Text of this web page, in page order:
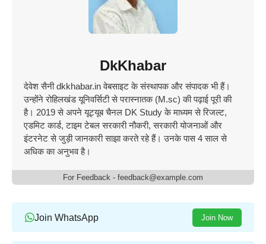
DkKhabar
देवेश सैनी dkkhabar.in वेबसाइट के संस्थापक और संपादक भी हैं।
उन्होंने रोहिलखंड यूनिवर्सिटी से परास्नातक (M.sc) की पढ़ाई पूरी की
है। 2019 से अपने यूट्यूब चैनल DK Study के माध्यम से रिजल्ट,
एडमिट कार्ड, टाइम टेबल सरकारी नौकरी, सरकारी योजनाओं और
इंटरनेट से जुड़ी जानकारी साझा करते रहे हैं। उनके पास 4 साल से
अधिक का अनुभव है।
For Feedback - feedback@example.com
Join WhatsApp Join Now